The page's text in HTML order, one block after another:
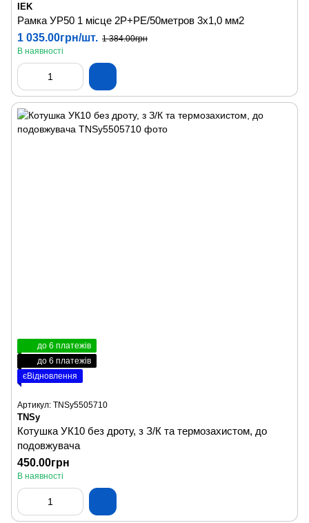
IEK
Рамка УР50 1 місце 2Р+РЕ/50метров 3х1,0 мм2
1 035.00грн/шт. 1 384.00грн
В наявності
до 6 платежів
до 6 платежів
єВідновлення
Артикул: TNSy5505710
TNSy
Котушка УК10 без дроту, з З/К та термозахистом, до
подовжувача
450.00грн
В наявності